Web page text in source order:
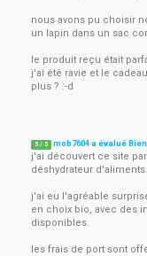
nous avons pu choisir
un lapin dans un sac
le produit reçu était
j'ai été ravie et le
plus ? :-d
5 / 5 mob7604 a évalué
j'ai découvert ce site
déshydrateur d'aliments.
j'ai eu l'agréable
en choix bio, avec des
disponibles.
les frais de port sont